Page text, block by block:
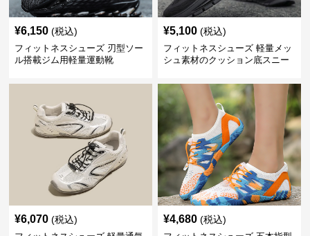
¥6,150 (税込)
フィットネスシューズ 刃型ソー
ル搭載ジム用軽量運動靴
¥5,100 (税込)
フィットネスシューズ 軽量メッ
シュ素材のクッション底スニー
¥6,070 (税込) ¥4,680 (税込)